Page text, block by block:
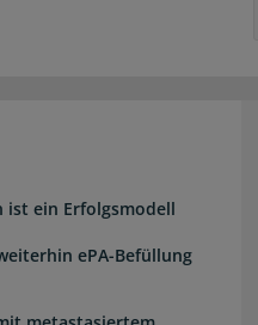
ein Erfolgsmodell
ePA-Befüllung